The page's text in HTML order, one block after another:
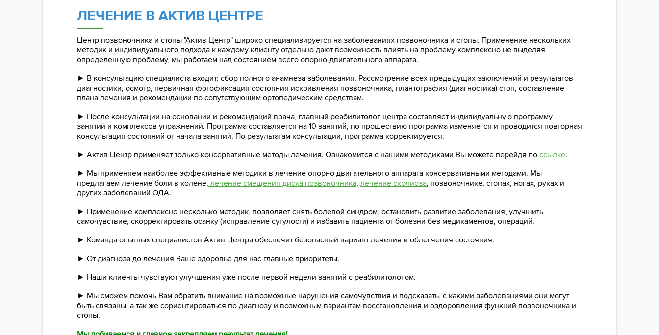
ЛЕЧЕНИЕ В АКТИВ ЦЕНТРЕ
Центр позвоночника и стопы "Актив Центр" широко специализируется на заболеваниях позвоночника и стопы. Применение нескольких
методик и индивидуального подхода к каждому клиенту отдельно дают возможность влиять на проблему комплексно не выделяя
определенную проблему, мы работаем над состоянием всего опорно-двигательного аппарата.
► В консультацию специалиста входит: сбор полного анамнеза заболевания. Рассмотрение всех предыдущих заключений и результатов
диагностики, осмотр, первичная фотофиксация состояния искривления позвоночника, плантография (диагностика) стоп, составление
плана лечения и рекомендации по сопутствующим ортопедическим средствам.
► После консультации на основании и рекомендаций врача, главный реабилитолог центра составляет индивидуальную программу
занятий и комплексов упражнений. Программа составляется на 10 занятий, по прошествию программа изменяется и проводится повторная
консультация состояний от начала занятий. По результатам консультации, программа корректируется.
► Актив Центр применяет только консервативные методы лечения. Ознакомится с нашими методиками Вы можете перейдя по ссылке.
► Мы применяем наиболее эффективные методики в лечение опорно двигательного аппарата консервативными методами. Мы
предлагаем лечение боли в колене, лечение смещения диска позвоночника, лечение сколиоза, позвоночнике, стопах, ногах, руках и
других заболеваний ОДА.
► Применение комплексно несколько методик, позволяет снять болевой синдром, остановить развитие заболевания, улучшить
самочувствие, скорректировать осанку (исправление сутулости) и избавить пациента от болезни без медикаментов, операций.
► Команда опытных специалистов Актив Центра обеспечит безопасный вариант лечения и облегчения состояния.
► От диагноза до лечения Ваше здоровье для нас главные приоритеты.
► Наши клиенты чувствуют улучшения уже после первой недели занятий с реабилитологом.
► Мы сможем помочь Вам обратить внимание на возможные нарушения самочувствия и подсказать, с какими заболеваниями они могут
быть связаны, а так же сориентироваться по диагнозу и возможным вариантам восстановления и оздоровления функций позвоночника и
стопы.